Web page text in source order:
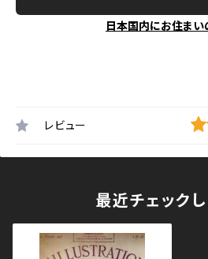
日本国内にお住まい
レビュー
最近チェック